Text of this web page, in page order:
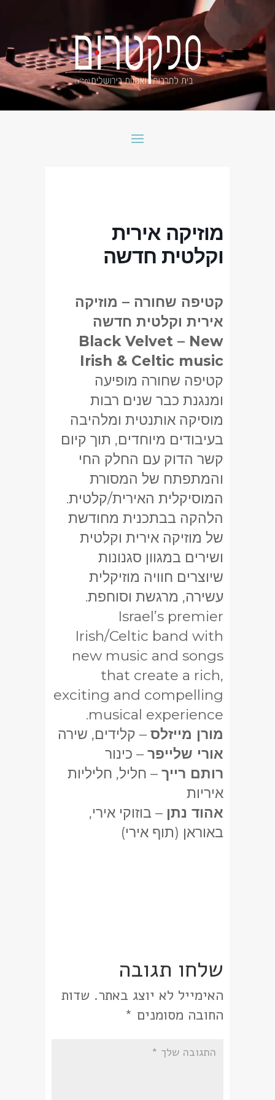
מוזיקה אירית
וקלטית חדשה
קטיפה שחורה – מוזיקה
אירית וקלטית חדשה
Black Velvet – New
Irish & Celtic music
קטיפה שחורה מופיעה
ומנגנת כבר שנים רבות
מוסיקה אותנטית ומלהיבה
בעיבודים מיוחדים, תוך קיום
קשר הדוק עם החלק החי
והמתפתח של המסורת
המוסיקלית האירית/קלטית.
הלהקה בבתכנית מחודשת
של מוזיקה אירית וקלטית
ושירים במגוון סגנונות
שיוצרים חוויה מוזיקלית
עשירה, מרגשת וסוחפת.
Israel’s premier
Irish/Celtic band with
new music and songs
that create a rich,
exciting and compelling
musical experience.
מורן מייזלס – קלידים, שירה
אורי שלייפר – כינור
רותם רייך – חליל, חליליות
איריות
אהוד נתן – בוזוקי אירי,
באוראן (תוף אירי)
שלחו תגובה
האימייל לא יוצג באתר. שדות
החובה מסומנים *